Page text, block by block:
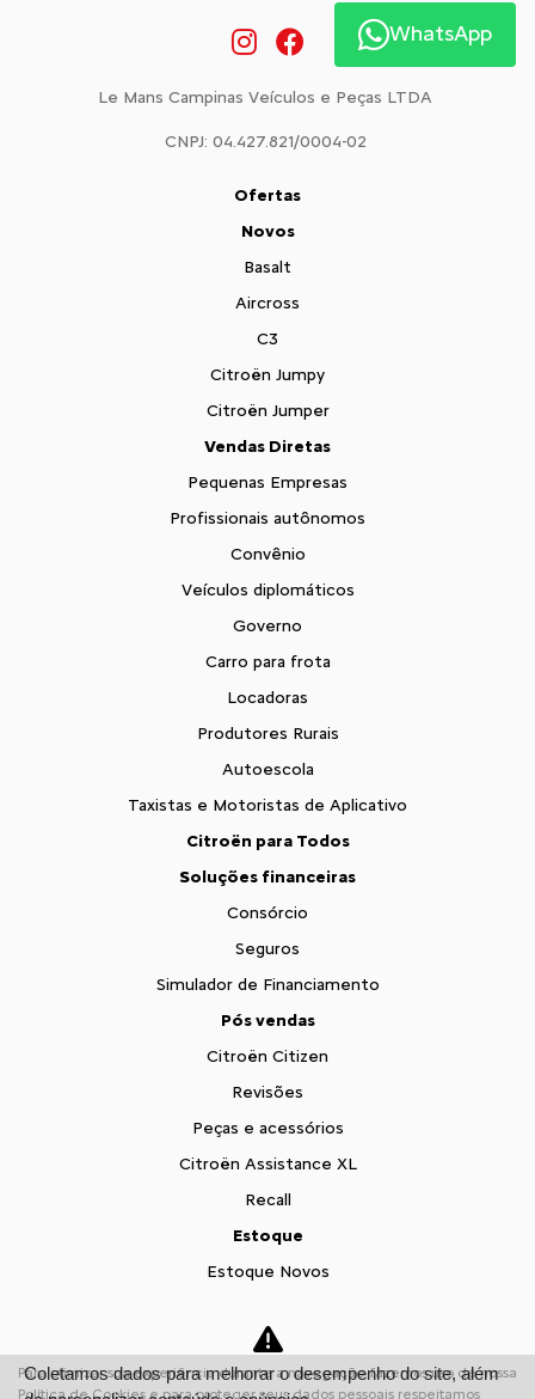
Le Mans Campinas Veículos e Peças LTDA
CNPJ: 04.427.821/0004-02
Ofertas
Novos
Basalt
Aircross
C3
Citroën Jumpy
Citroën Jumper
Vendas Diretas
Pequenas Empresas
Profissionais autônomos
Convênio
Veículos diplomáticos
Governo
Carro para frota
Locadoras
Produtores Rurais
Autoescola
Taxistas e Motoristas de Aplicativo
Citroën para Todos
Soluções financeiras
Consórcio
Seguros
Simulador de Financiamento
Pós vendas
Citroën Citizen
Revisões
Peças e acessórios
Citroën Assistance XL
Recall
Estoque
Estoque Novos
Fale conosco
Sobre nós
WhatsApp
Para otimizar sua experiência durante a navegação, fazemos uso de nossa
Política de Cookies e para proteger seus dados pessoais respeitamos
Coletamos dados para melhorar o desempenho do site, além